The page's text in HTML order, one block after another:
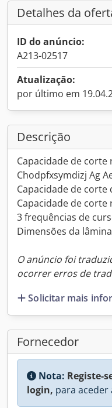
Detalhes da
ID do anúncio:
A213-02517
Atualização:
por último em
Descrição
Capacidade de
Chodpfxsymdizj Ag
Capacidade de corte
Capacidade de corte
3 frequências de
Dimensões da
O anúncio foi
ocorrer erros de
Solicitar mais
Fornecedor
Nota: Registe-
login, para aceder